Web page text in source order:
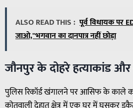
ALSO READ THIS : पूर्व विधायक पर
जाओ,"भगवान का दानपात्र नहीं छोड़ा
जौनपुर के दोहरे हत्याकांड
पुलिस रिकॉर्ड खंगालने पर आसिफ के काले